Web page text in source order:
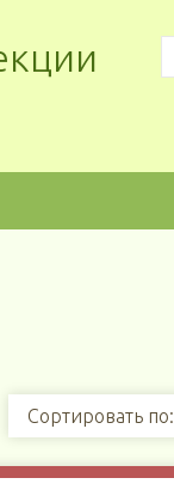
Сортировать по: